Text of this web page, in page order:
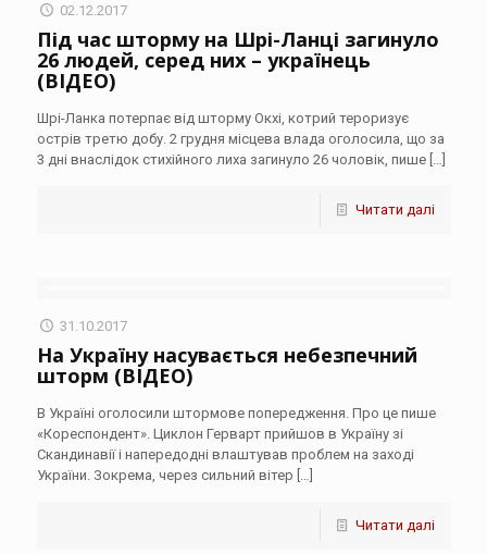
02.12.2017
Під час шторму на Шрі-Ланці загинуло
26 людей, серед них – українець
(ВІДЕО)
Шрі-Ланка потерпає від шторму Окхі, котрий тероризує
острів третю добу. 2 грудня місцева влада оголосила, що за
3 дні внаслідок стихійного лиха загинуло 26 чоловік, пише[…]
Читати далі
31.10.2017
На Україну насувається небезпечний
шторм (ВІДЕО)
В Україні оголосили штормове попередження. Про це пише
«Кореспондент». Циклон Герварт прийшов в Україну зі
Скандинавії і напередодні влаштував проблем на заході
України. Зокрема, через сильний вітер
Читати далі